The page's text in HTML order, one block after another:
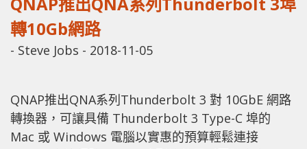
轉10Gb網路
- Steve Jobs - 2018-11-05
QNAP推出QNA系列Thunderbolt 3 對 10GbE 網路
轉換器，可讓具備 Thunderbolt 3 Type-C 埠的
Mac 或 Windows 電腦以實惠的預算輕鬆連接